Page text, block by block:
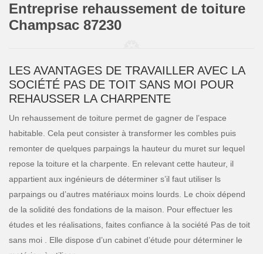
Entreprise rehaussement de toiture
Champsac 87230
LES AVANTAGES DE TRAVAILLER AVEC LA
SOCIÉTÉ PAS DE TOIT SANS MOI POUR
REHAUSSER LA CHARPENTE
Un rehaussement de toiture permet de gagner de l’espace
habitable. Cela peut consister à transformer les combles puis
remonter de quelques parpaings la hauteur du muret sur lequel
repose la toiture et la charpente. En relevant cette hauteur, il
appartient aux ingénieurs de déterminer s’il faut utiliser ls
parpaings ou d’autres matériaux moins lourds. Le choix dépend
de la solidité des fondations de la maison. Pour effectuer les
études et les réalisations, faites confiance à la société Pas de toit
sans moi . Elle dispose d’un cabinet d’étude pour déterminer le